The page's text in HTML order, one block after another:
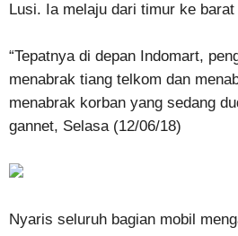
Lusi. Ia melaju dari timur ke barat
“Tepatnya di depan Indomart,
menabrak tiang telkom dan
menabrak korban yang sedang
gannet, Selasa (12/06/18)
Nyaris seluruh bagian mobil